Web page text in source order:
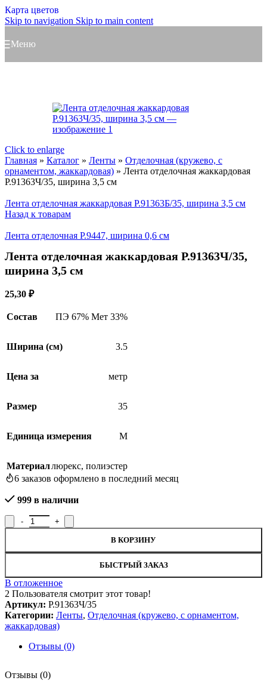
Карта цветов
Skip to navigation Skip to main content
Меню
Click to enlarge
Главная » Каталог » Ленты » Отделочная (кружево, с
орнаментом, жаккардовая) » Лента отделочная жаккардовая
Р.91363Ч/35, ширина 3,5 см
Лента отделочная жаккардовая Р.91363Б/35, ширина 3,5 см
Назад к товарам
Лента отделочная Р.9447, ширина 0,6 см
Лента отделочная жаккардовая Р.91363Ч/35,
ширина 3,5 см
25,30 ₽
Состав ПЭ 67% Мет 33%
Ширина (см) 3.5
Цена за метр
Размер 35
Единица измерения М
Материаллюрекс, полиэстер
6 заказов оформлено в последний месяц
999 в наличии
Количество товара Лента отделочная жаккардовая Р.91363Ч/
В КОРЗИНУ
БЫСТРЫЙ ЗАКАЗ
В отложенное
2 Пользователя смотрит этот товар!
Артикул: Р.91363Ч/35
Категории: Ленты, Отделочная (кружево, с орнаментом,
жаккардовая)
Отзывы (0)
Отзывы (0)